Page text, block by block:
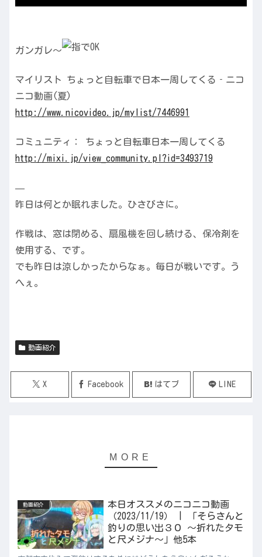
ガンガレ～
マイリスト ちょっと自転車で日本一周してくる‐ニコ
ニコ動画(夏)
http://www.nicovideo.jp/mylist/7446991
コミュニティ： ちょっと自転車日本一周してくる
http://mixi.jp/view_community.pl?id=3493719
—
昨日は何とか眠れました。ひさびさに。
作戦は、窓は閉める、扇風機を回し続ける、保冷剤を
使用する、です。
でも昨日は涼しかったからなぁ。毎日が戦いです。う
へぇ。
動画紹介
X Facebook はてブ LINE
動画紹介
本日オススメのニコニコ動画
（2023/11/19） | 「そらさんと
釣りの思い出３０ ～折れたタモ
と尺メジナ～」他5本